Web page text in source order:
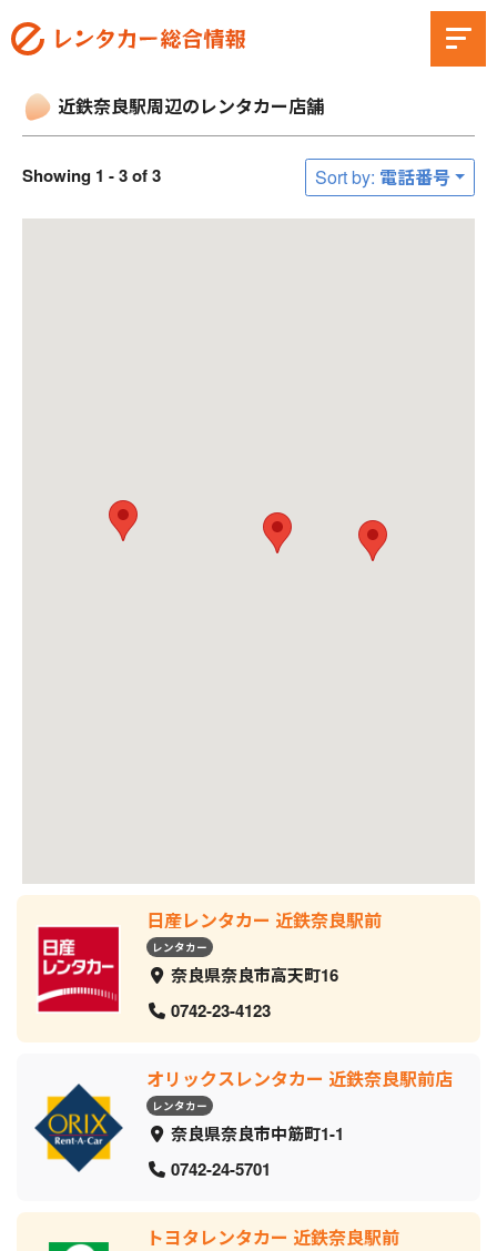
近鉄奈良駅周辺のレンタカー店舗
Showing 1 - 3 of 3 Sort by: 電話番号
日産レンタカー 近鉄奈良駅前
レンタカー
奈良県奈良市高天町16
0742-23-4123
オリックスレンタカー 近鉄奈良駅前店
レンタカー
奈良県奈良市中筋町1-1
0742-24-5701
トヨタレンタカー 近鉄奈良駅前